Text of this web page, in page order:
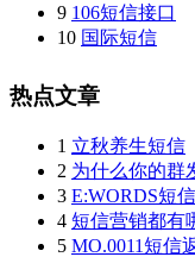
9 106短信接口
10 国际短信
热点文章
1 立秋养生短信
2 为什么你的群
3 E:WORDS短
4 短信营销都有
5 MO.0011短信